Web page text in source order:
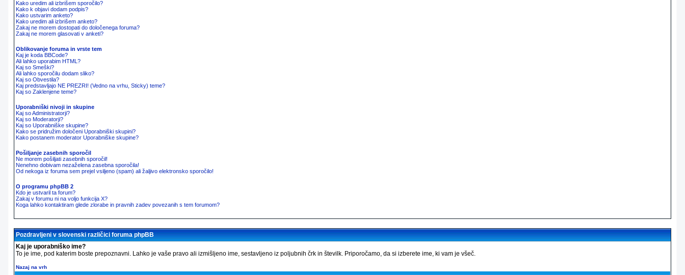
Kako uredim ali izbrišem sporočilo?
Kako k objavi dodam podpis?
Kako ustvarim anketo?
Kako uredim ali izbrišem anketo?
Zakaj ne morem dostopati do določenega foruma?
Zakaj ne morem glasovati v anketi?
Oblikovanje foruma in vrste tem
Kaj je koda BBCode?
Ali lahko uporabim HTML?
Kaj so Smeški?
Ali lahko sporočilu dodam sliko?
Kaj so Obvestila?
Kaj predstavljajo NE PREZRI! (Vedno na vrhu, Sticky) teme?
Kaj so Zaklenjene teme?
Uporabniški nivoji in skupine
Kaj so Administratorji?
Kaj so Moderatorji?
Kaj so Uporabniške skupine?
Kako se pridružim določeni Uporabniški skupini?
Kako postanem moderator Uporabniške skupine?
Pošiljanje zasebnih sporočil
Ne morem pošiljati zasebnih sporočil!
Nenehno dobivam nezaželena zasebna sporočila!
Od nekoga iz foruma sem prejel vsiljeno (spam) ali žaljivo elektronsko sporočilo!
O programu phpBB 2
Kdo je ustvaril ta forum?
Zakaj v forumu ni na voljo funkcija X?
Koga lahko kontaktiram glede zlorabe in pravnih zadev povezanih s tem forumom?
Pozdravljeni v slovenski različici foruma phpBB
Kaj je uporabniško ime?
To je ime, pod katerim boste prepoznavni. Lahko je vaše pravo ali izmišljeno ime, sestavljeno iz poljubnih črk in številk. Priporočamo, da si izberete ime, ki vam je všeč.
Nazaj na vrh